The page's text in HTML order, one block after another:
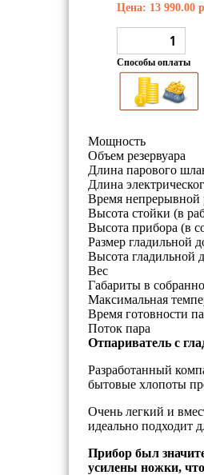
Цена: 13 990.00
Способы оплаты
Мощность
Объем резервуара
Длина парового
Длина
Время непрерывной
Высота стойки (в
Высота прибора (в
Размер гладильной
Высота гладильной
Вес
Габариты в
Максимальная
Время готовности
Поток пара
Отпариватель с
Разработанный
бытовые хлопоты
Очень легкий и
идеально подходит
Прибор был
усилены ножки,